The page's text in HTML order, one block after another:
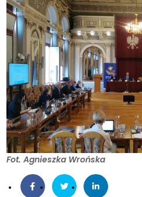
Fot. Agnieszka Wrońska